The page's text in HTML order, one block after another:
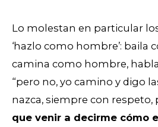
Lo molestan en particular
‘hazlo como hombre’: baila
camina como hombre,
“pero no, yo camino y digo
nazca, siempre con respeto,
que venir a decirme cómo